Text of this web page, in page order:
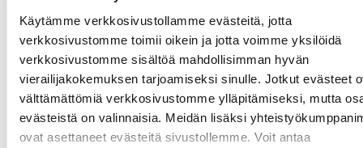
Käytämme verkkosivustollamme evästeitä, jotta
verkkosivustomme toimii oikein ja jotta voimme yksilöidä
verkkosivustomme sisältöä mahdollisimman hyvän
vierailijakokemuksen tarjoamiseksi sinulle. Jotkut evästeet
välttämättömiä verkkosivustomme ylläpitämiseksi, mutta
evästeistä on valinnaisia. Meidän lisäksi
ovat asettaneet evästeitä sivustollemme. Voit antaa
Samankaltaisia tuotteita